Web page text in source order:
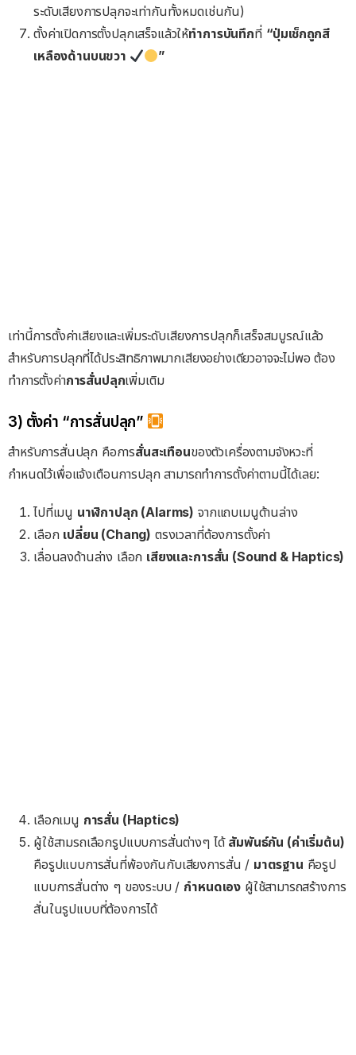
ระดับเสียงการปลุกจะเท่ากันทั้งหมดเช่นกัน)
ตั้งค่าเปิดการตั้งปลุกเสร็จแล้วให้ทำการบันทึกที่ “ปุ่มเช็กถูกสี
เหลืองด้านบนขวา
”
เท่านี้การตั้งค่าเสียงและเพิ่มระดับเสียงการปลุกก็เสร็จสมบูรณ์แล้ว
สำหรับการปลุกที่ได้ประสิทธิภาพมากเสียงอย่างเดียวอาจจะไม่พอ ต้อง
ทำการตั้งค่าการสั่นปลุกเพิ่มเติม
3) ตั้งค่า “การสั่นปลุก”
สำหรับการสั่นปลุก คือการสั่นสะเทือนของตัวเครื่องตามจังหวะที่
กำหนดไว้เพื่อแจ้งเตือนการปลุก สามารถทำการตั้งค่าตามนี้ได้เลย:
ไปที่เมนู นาฬิกาปลุก (Alarms) จากแถบเมนูด้านล่าง
เลือก เปลี่ยน (Chang) ตรงเวลาที่ต้องการตั้งค่า
เลื่อนลงด้านล่าง เลือก เสียงและการสั่น (Sound & Haptics)
เลือกเมนู การสั่น (Haptics)
ผู้ใช้สามรถเลือกรูปแบบการสั่นต่างๆ ได้ สัมพันธ์กัน (ค่าเริ่มต้น)
คือรูปแบบการสั่นที่พ้องกันกับเสียงการสั่น / มาตรฐาน คือรูป
แบบการสั่นต่าง ๆ ของระบบ / กำหนดเอง ผู้ใช้สามารถสร้างการ
สั่นในรูปแบบที่ต้องการได้